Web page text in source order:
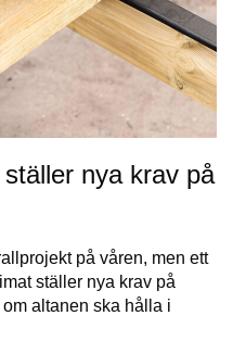
nya krav på
på våren, men ett
ställer nya krav på
altanen ska hålla i